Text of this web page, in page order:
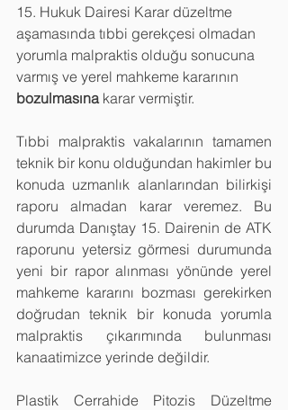
15. Hukuk Dairesi Karar düzeltme
aşamasında tıbbi gerekçesi olmadan
yorumla malpraktis olduğu sonucuna
varmış ve yerel mahkeme kararının
bozulmasına karar vermiştir.
Tıbbi malpraktis vakalarının tamamen
teknik bir konu olduğundan hakimler bu
konuda uzmanlık alanlarından bilirkişi
raporu almadan karar veremez. Bu
durumda Danıştay 15. Dairenin de ATK
raporunu yetersiz görmesi durumunda
yeni bir rapor alınması yönünde yerel
mahkeme kararını bozması gerekirken
doğrudan teknik bir konuda yorumla
malpraktis çıkarımında bulunması
kanaatimizce yerinde değildir.
Plastik Cerrahide Pitozis Düzeltme